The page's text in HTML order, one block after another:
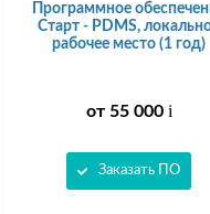
Программное
Старт - PDMS,
рабочее место (1 год)
от 55 000 i
Заказать ПО